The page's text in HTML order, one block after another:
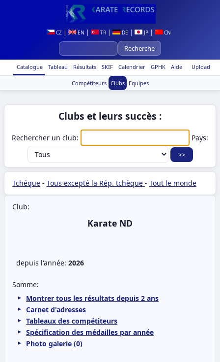
CZ| EN | TR| DE | JP| CN
Upload
Catalogue Tableau Résultats SKIF Calendrier GPHK Aide
Compétiteurs Clubs Equipes
Clubs et leurs succès :
Rechercher un club: Pays:
Tchéque - Tous excepté la Rép. tchèque - Tout le monde
Club:
Karate ND
depuis l'année: 2026
Somme:
Montrer tous les résultats depuis 2 ans
Carnet d'adresses
Tableaux des compétiteurs
Spécification des médailles par année
Photo galerie (0)